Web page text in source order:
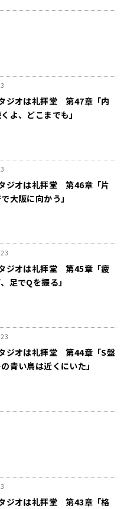
ジオは礼拝堂 第47章「内
よ、どこまでも」
ジオは礼拝堂 第46章「片
大阪に向かう」
ジオは礼拝堂 第45章「疲
足でQを振る」
ジオは礼拝堂 第44章「S盤
青い鳥は近くにいた」
ジオは礼拝堂 第43章「格